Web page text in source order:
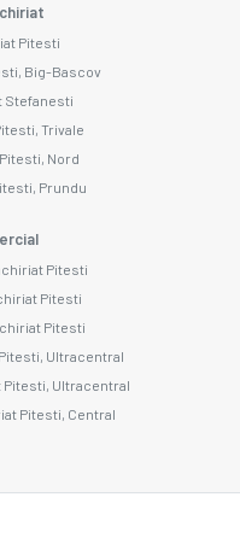
Pitesti
Big-Bascov
Stefanesti
Trivale
Nord
Prundu
Pitesti
Pitesti
Pitesti
Ultracentral
Ultracentral
Pitesti, Central